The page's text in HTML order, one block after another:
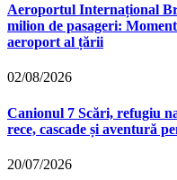
Aeroportul Internațional
milion de pasageri:
aeroport al țării
02/08/2026
Canionul 7 Scări, refugiu
rece, cascade și aventură
20/07/2026